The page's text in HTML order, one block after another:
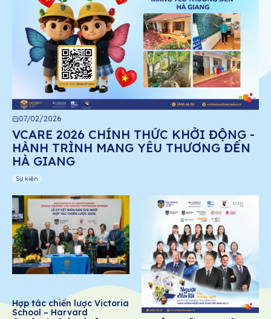
07/02/2026
VCARE 2026 CHÍNH THỨC KHỞI ĐỘNG -
HÀNH TRÌNH MANG YÊU THƯƠNG ĐẾN
HÀ GIANG
Sự kiện
Hợp tác chiến lược Victoria
School – Harvard